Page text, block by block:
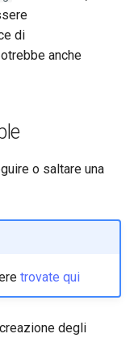
di
anche
o saltare una
trovate qui
degli